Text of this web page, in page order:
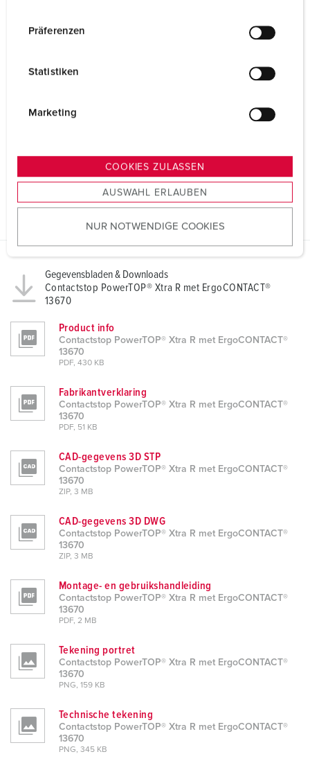
s
u
w
h
l
Präferenzen
Statistiken
Marketing
COOKIES ZULASSEN
AUSWAHL ERLAUBEN
NUR NOTWENDIGE COOKIES
Gegevensbladen & Downloads
Contactstop PowerTOP® Xtra R met ErgoCONTACT®
13670
Product info
Contactstop PowerTOP® Xtra R met ErgoCONTACT®
13670
PDF, 430 KB
Fabrikantverklaring
Contactstop PowerTOP® Xtra R met ErgoCONTACT®
13670
PDF, 51 KB
CAD-gegevens 3D STP
Contactstop PowerTOP® Xtra R met ErgoCONTACT®
13670
ZIP, 3 MB
CAD-gegevens 3D DWG
Contactstop PowerTOP® Xtra R met ErgoCONTACT®
13670
ZIP, 3 MB
Montage- en gebruikshandleiding
Contactstop PowerTOP® Xtra R met ErgoCONTACT®
13670
PDF, 2 MB
Tekening portret
Contactstop PowerTOP® Xtra R met ErgoCONTACT®
13670
PNG, 159 KB
Technische tekening
Contactstop PowerTOP® Xtra R met ErgoCONTACT®
13670
PNG, 345 KB